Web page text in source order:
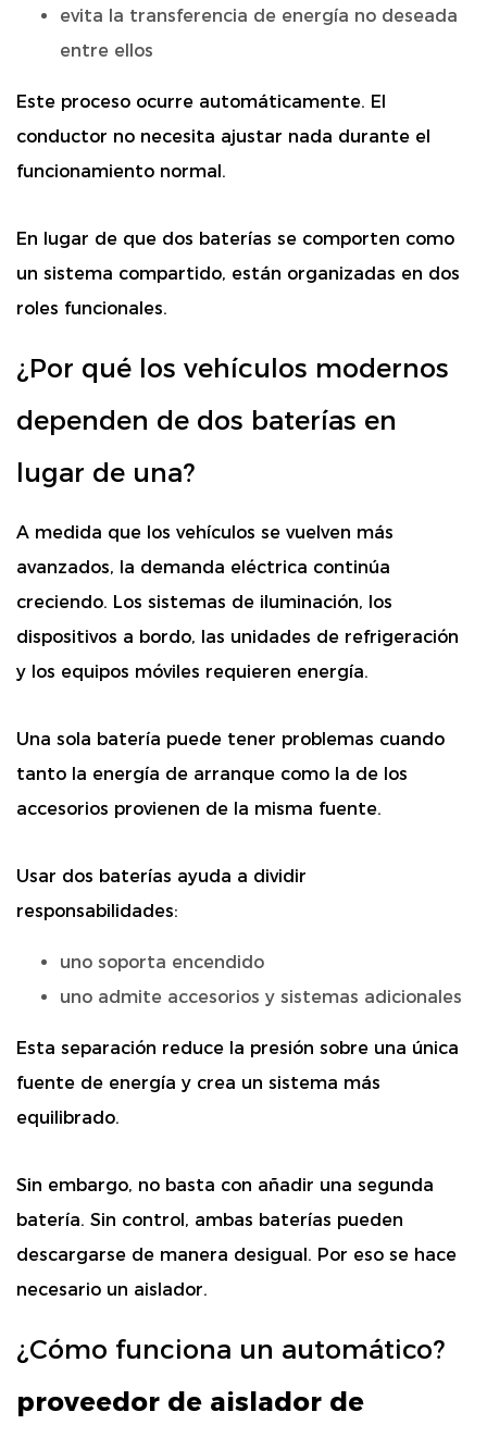
evita la transferencia de energía no deseada
entre ellos
Este proceso ocurre automáticamente. El
conductor no necesita ajustar nada durante el
funcionamiento normal.
En lugar de que dos baterías se comporten como
un sistema compartido, están organizadas en dos
roles funcionales.
¿Por qué los vehículos modernos
dependen de dos baterías en
lugar de una?
A medida que los vehículos se vuelven más
avanzados, la demanda eléctrica continúa
creciendo. Los sistemas de iluminación, los
dispositivos a bordo, las unidades de refrigeración
y los equipos móviles requieren energía.
Una sola batería puede tener problemas cuando
tanto la energía de arranque como la de los
accesorios provienen de la misma fuente.
Usar dos baterías ayuda a dividir
responsabilidades:
uno soporta encendido
uno admite accesorios y sistemas adicionales
Esta separación reduce la presión sobre una única
fuente de energía y crea un sistema más
equilibrado.
Sin embargo, no basta con añadir una segunda
batería. Sin control, ambas baterías pueden
descargarse de manera desigual. Por eso se hace
necesario un aislador.
¿Cómo funciona un automático?
proveedor de aislador de